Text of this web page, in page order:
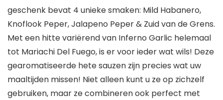
geschenk bevat 4 unieke smaken: Mild Habanero,
Knoflook Peper, Jalapeno Peper & Zuid van de Grens.
Met een hitte variërend van Inferno Garlic helemaal
tot Mariachi Del Fuego, is er voor ieder wat wils! Deze
gearomatiseerde hete sauzen zijn precies wat uw
maaltijden missen! Niet alleen kunt u ze op zichzelf
gebruiken, maar ze combineren ook perfect met